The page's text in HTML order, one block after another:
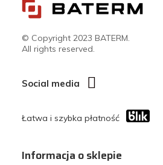
© Copyright 2023 BATERM.
All rights reserved.
Social media
Łatwa i szybka płatność
Informacja o sklepie